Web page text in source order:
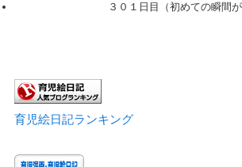
３０１日目（初めての瞬間が
育児絵日記ランキング